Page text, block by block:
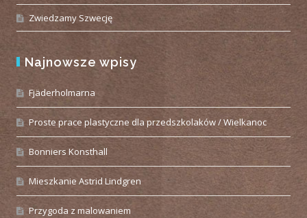
Zwiedzamy Szwecję
Najnowsze wpisy
Fjäderholmarna
Proste prace plastyczne dla przedszkolaków / Wielkanoc
Bonniers Konsthall
Mieszkanie Astrid Lindgren
Przygoda z malowaniem